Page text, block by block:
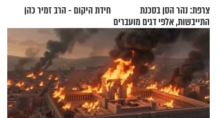
צרפת: נהר הסן בסכנת
התייבשות, אלפי דגים מועברים
במבצעי חילוץ
חידת היקום - הרב זמיר כהן